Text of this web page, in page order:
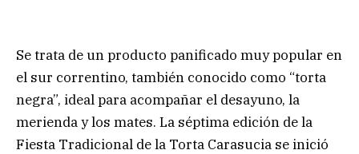
Se trata de un producto panificado muy popular en
el sur correntino, también conocido como “torta
negra”, ideal para acompañar el desayuno, la
merienda y los mates. La séptima edición de la
Fiesta Tradicional de la Torta Carasucia se inició